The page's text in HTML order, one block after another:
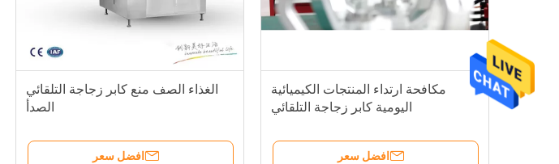
الغذاء الصف منع كابر زجاجة التلقائي
الصدأ
افضل سعر
مكافحة ارتداء المنتجات الكيميائية
اليومية كابر زجاجة التلقائي
افضل سعر